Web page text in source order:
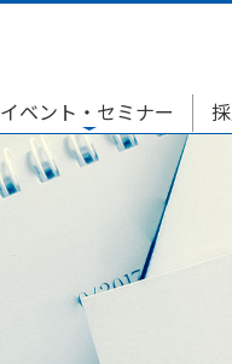
イベント・セミナー